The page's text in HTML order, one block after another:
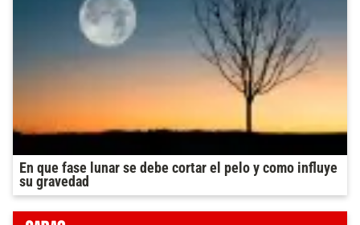
En que fase lunar se debe cortar el pelo y como influye
su gravedad